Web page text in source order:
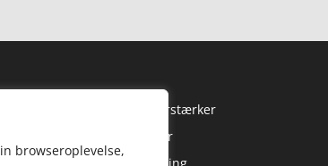
browseroplevelse,
HiFi Forstærker
Højtaler